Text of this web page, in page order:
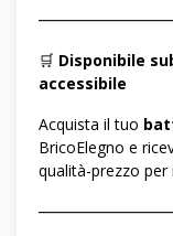
🛒 Disponibile
accessibile
Acquista il tuo
BricoElegno e
qualità-prezzo